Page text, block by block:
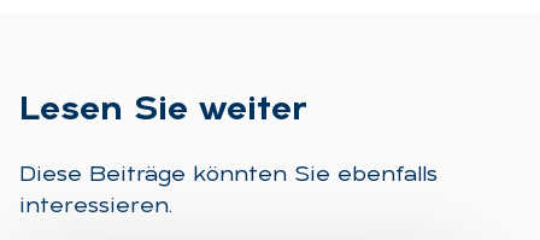
Le­sen Sie wei­ter
Diese Beiträge könnten Sie ebenfalls
interessieren.